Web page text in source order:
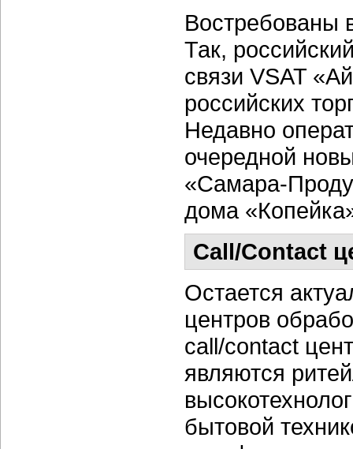
Востребованы
Так,
связи VSAT
российских
Недавно
очередной
«Самара-
дома
Call/Contact
Остается
центров
call/contact
являются
бытовой